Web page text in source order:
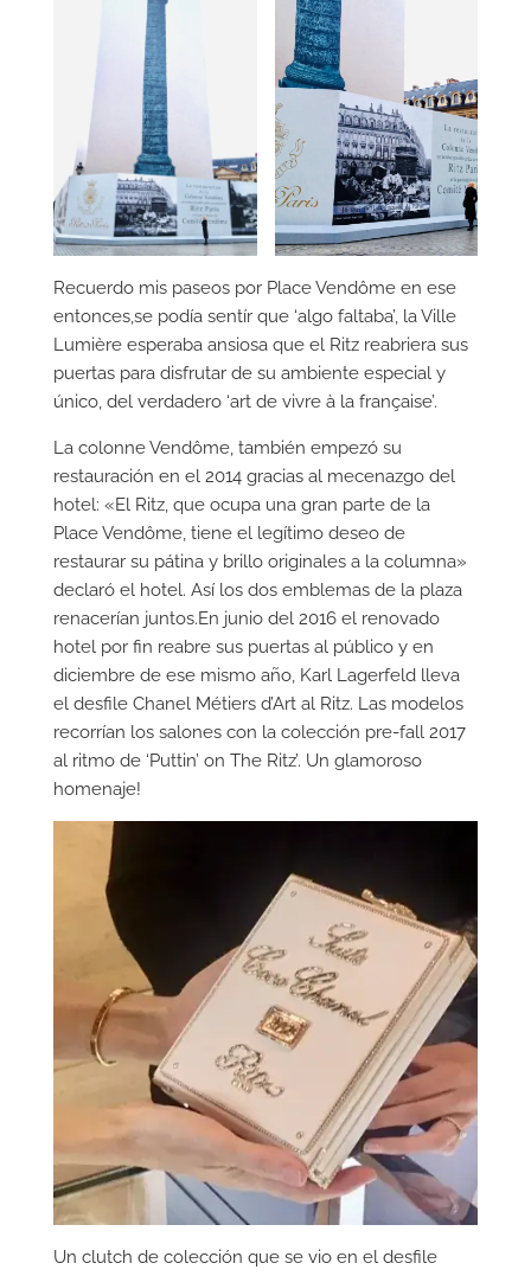
Recuerdo mis paseos por Place Vendôme en ese
entonces,se podía sentír que ‘algo faltaba’, la Ville
Lumière esperaba ansiosa que el Ritz reabriera sus
puertas para disfrutar de su ambiente especial y
único, del verdadero ‘art de vivre à la française’.
La colonne Vendôme, también empezó su
restauración en el 2014 gracias al mecenazgo del
hotel: «El Ritz, que ocupa una gran parte de la
Place Vendôme, tiene el legítimo deseo de
restaurar su pátina y brillo originales a la columna»
declaró el hotel. Así los dos emblemas de la plaza
renacerían juntos.En junio del 2016 el renovado
hotel por fin reabre sus puertas al público y en
diciembre de ese mismo año, Karl Lagerfeld lleva
el desfile Chanel Métiers d’Art al Ritz. Las modelos
recorrían los salones con la colección pre-fall 2017
al ritmo de ‘Puttin’ on The Ritz’. Un glamoroso
homenaje!
Un clutch de colección que se vio en el desfile